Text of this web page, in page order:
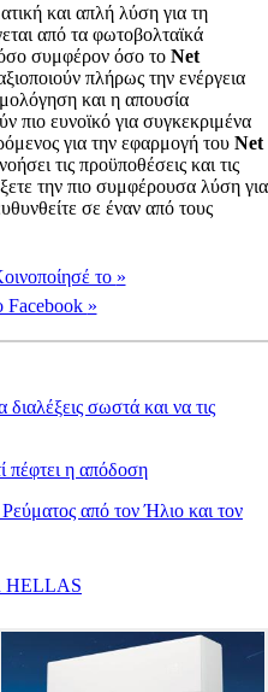
και απλή λύση για τη
από τα φωτοβολταϊκά
συμφέρον όσο το Net
πλήρως την ενέργεια
και η απουσία
πιο ευνοϊκό για συγκεκριμένα
για την εφαρμογή του Net
τις προϋποθέσεις και τις
την πιο συμφέρουσα λύση για
σε έναν από τους
το »
Facebook »
σωστά και να τις
πέφτει η απόδοση
από τον Ήλιο και τον